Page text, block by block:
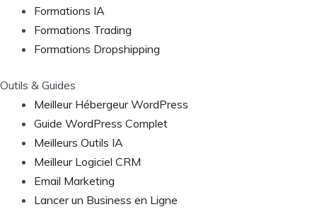
Formations IA
Formations Trading
Formations Dropshipping
Outils & Guides
Meilleur Hébergeur WordPress
Guide WordPress Complet
Meilleurs Outils IA
Meilleur Logiciel CRM
Email Marketing
Lancer un Business en Ligne